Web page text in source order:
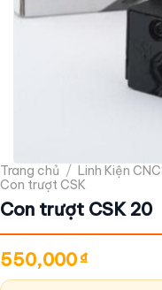
Trang chủ / Linh Kiện CNC
Con trượt CSK
Con trượt CSK 20
550,000₫